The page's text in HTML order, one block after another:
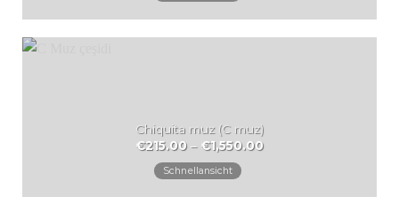
Chiquita muz (C muz)
€215.00 – €1,550.00Preisspanne:
Schnellansicht